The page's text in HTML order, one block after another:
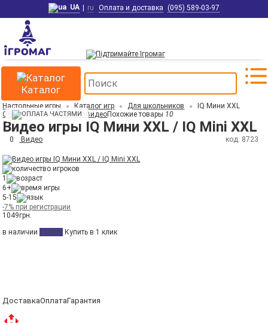
UA | ru Оплата и доставка (095) 589-03-97
Каталог
Настольные игры Каталог игр Для школьников
IQ Мини XXL
ОбзорОтзывы0Правила ВидеоПохожие товары 10
Видео игры IQ Мини XXL / IQ Mini XXL
0 Видео код: 8723
1
6+
5-15
-7% при регистрации
1049грн.
в наличии Купить Купить в 1 клик
ДоставкаОплатаГарантия